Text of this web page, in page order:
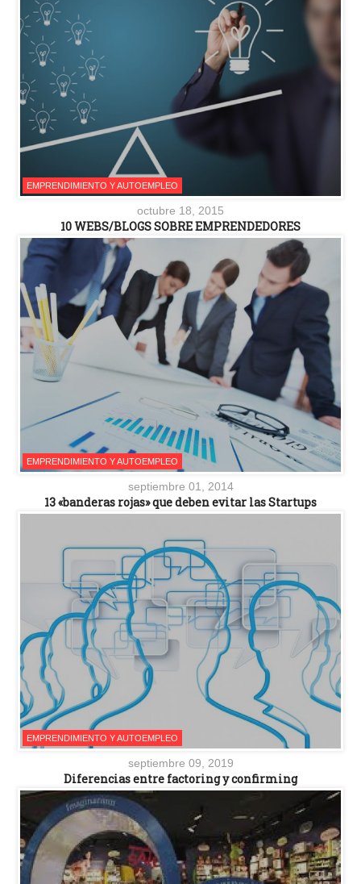
EMPRENDIMIENTO Y AUTOEMPLEO
octubre 18, 2015
10 WEBS/BLOGS SOBRE EMPRENDEDORES
EMPRENDIMIENTO Y AUTOEMPLEO
septiembre 01, 2014
13 «banderas rojas» que deben evitar las Startups
EMPRENDIMIENTO Y AUTOEMPLEO
septiembre 09, 2019
Diferencias entre factoring y confirming